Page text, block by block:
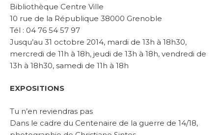
Bibliothèque Centre Ville
10 rue de la République 38000 Grenoble
Tél : 04 76 54 57 97
Jusqu’au 31 octobre 2014, mardi de 13h à 18h30,
mercredi de 11h à 18h, jeudi de 13h à 18h, vendredi de
13h à 18h30, samedi de 11h à 18h
EXPOSITIONS
Tu n’en reviendras pas
Dans le cadre du Centenaire de la guerre de 14/18,